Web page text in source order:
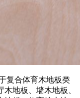
合体育木地板类
地板、墙木地板、